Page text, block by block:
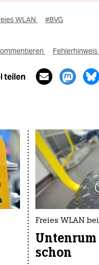
WLAN #BVG
Fehlerhinweis
teilen
Freies WLAN
schon